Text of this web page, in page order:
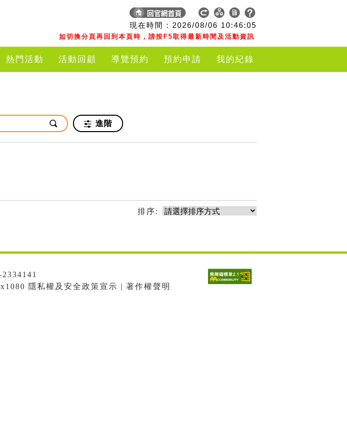
現在時間 : 2026/08/06 10:46:05
如切換分頁再回到本頁時，請按F5取得最新時間及活動資訊
熱門活動 活動回顧 導覽預約 預約申請 我的紀錄
進階
排序:
隱私權及安全政策宣示 | 著作權聲明